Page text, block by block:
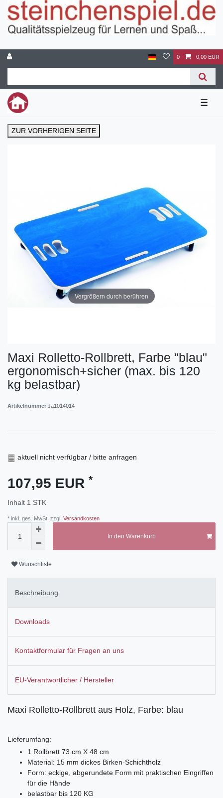
0 0,00 EUR
☰
ZUR VORHERIGEN SEITE
Vergrößern durch berühren
Maxi Rolletto-Rollbrett, Farbe "blau"
ergonomisch+sicher (max. bis 120
kg belastbar)
Artikelnummer Ja1014014
aktuell nicht verfügbar / bitte anfragen
107,95 EUR *
Inhalt 1 STK
* inkl. ges. MwSt. zzgl. Versandkosten
In den Warenkorb
Wunschliste
Beschreibung
Downloads
Kontaktformular für Fragen an uns
EU-Verantwortlicher / Hersteller
Maxi Rolletto-Rollbrett aus Holz, Farbe: blau
Lieferumfang:
1 Rollbrett 73 cm X 48 cm
Material: 15 mm dickes Birken-Schichtholz
Form: eckige, abgerundete Form mit praktischen Eingriffen
für die Hände
belastbar bis 120 KG